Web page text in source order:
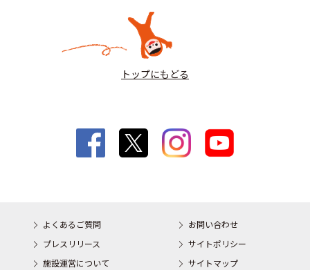
トップにもどる
よくあるご質問
お問い合わせ
プレスリリース
サイトポリシー
施設運営について
サイトマップ